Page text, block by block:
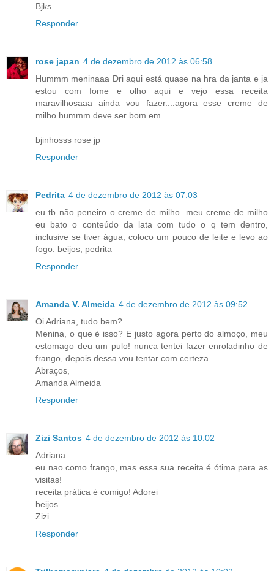
Bjks.
Responder
rose japan 4 de dezembro de 2012 às 06:58
Hummm meninaaa Dri aqui está quase na hra da janta e ja
estou com fome e olho aqui e vejo essa receita
maravilhosaaa ainda vou fazer....agora esse creme de
milho hummm deve ser bom em...
bjinhosss rose jp
Responder
Pedrita 4 de dezembro de 2012 às 07:03
eu tb não peneiro o creme de milho. meu creme de milho
eu bato o conteúdo da lata com tudo o q tem dentro,
inclusive se tiver água, coloco um pouco de leite e levo ao
fogo. beijos, pedrita
Responder
Amanda V. Almeida 4 de dezembro de 2012 às 09:52
Oi Adriana, tudo bem?
Menina, o que é isso? E justo agora perto do almoço, meu
estomago deu um pulo! nunca tentei fazer enroladinho de
frango, depois dessa vou tentar com certeza.
Abraços,
Amanda Almeida
Responder
Zizi Santos 4 de dezembro de 2012 às 10:02
Adriana
eu nao como frango, mas essa sua receita é ótima para as
visitas!
receita prática é comigo! Adorei
beijos
Zizi
Responder